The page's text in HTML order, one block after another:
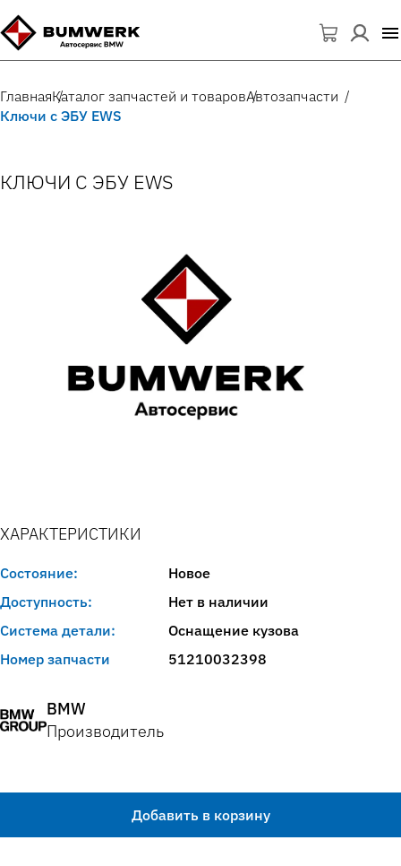
ГлавнаяКаталог запчастей и товаровАвтозапчасти
Ключи с ЭБУ EWS
КЛЮЧИ С ЭБУ EWS
ХАРАКТЕРИСТИКИ
Состояние:
Новое
Доступность:
Нет в наличии
Система детали:
Оснащение кузова
Номер запчасти
51210032398
BMW
Производитель
Добавить в корзину